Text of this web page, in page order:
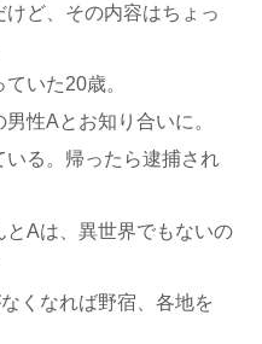
ど、その内容はちょっ
いた20歳。
性Aとお知り合いに。
いる。帰ったら逮捕され
Aは、異世界でもないの
くなれば野宿、各地を